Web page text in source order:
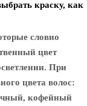
краску, как
словно
цвет
При
цвета волос:
кофейный